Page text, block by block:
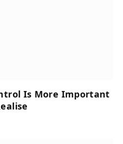
Is More Important